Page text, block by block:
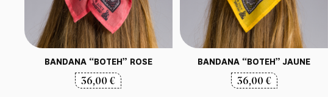
BANDANA “BOTEH” ROSE
36,00€
BANDANA “BOTEH” JAUNE
36,00€